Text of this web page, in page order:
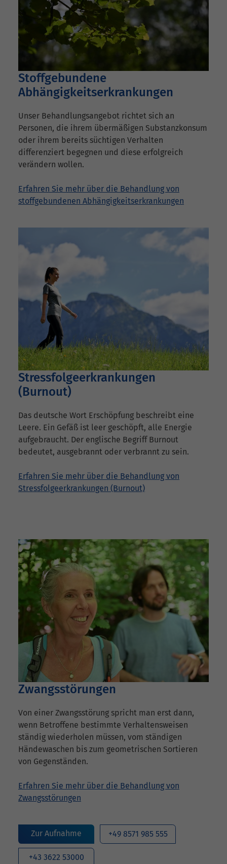
Stoffgebundene
Abhängigkeitserkrankungen
Unser Behandlungsangebot richtet sich an
Personen, die ihrem übermäßigen Substanzkonsum
oder ihrem bereits süchtigen Verhalten
differenziert begegnen und diese erfolgreich
verändern wollen.
Erfahren Sie mehr über die Behandlung von
stoffgebundenen Abhängigkeitserkrankungen
Stressfolgeerkrankungen
(Burnout)
Das deutsche Wort Erschöpfung beschreibt eine
Leere. Ein Gefäß ist leer geschöpft, alle Energie
aufgebraucht. Der englische Begriff Burnout
bedeutet, ausgebrannt oder verbrannt zu sein.
Erfahren Sie mehr über die Behandlung von
Stressfolgeerkrankungen (Burnout)
Zwangsstörungen
Von einer Zwangsstörung spricht man erst dann,
wenn Betroffene bestimmte Verhaltensweisen
ständig wiederholen müssen, vom ständigen
Händewaschen bis zum geometrischen Sortieren
von Gegenständen.
Erfahren Sie mehr über die Behandlung von
Zwangsstörungen
Zur Aufnahme +49 8571 985 555
+43 3622 53000